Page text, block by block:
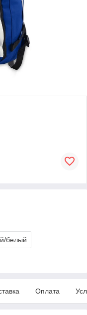
белый
Оплата